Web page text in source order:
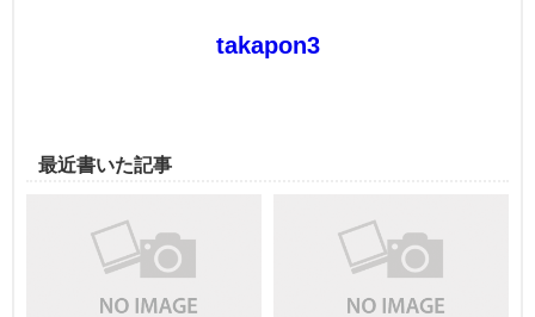
takapon3
最近書いた記事